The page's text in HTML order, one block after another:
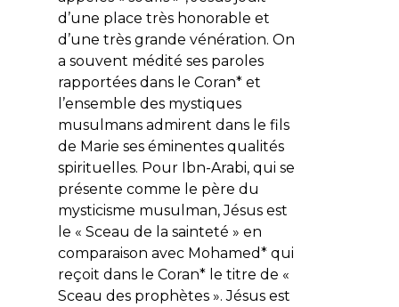
d’une place très honorable et
d’une très grande vénération. On
a souvent médité ses paroles
rapportées dans le Coran* et
l’ensemble des mystiques
musulmans admirent dans le fils
de Marie ses éminentes qualités
spirituelles. Pour Ibn-Arabi, qui se
présente comme le père du
mysticisme musulman, Jésus est
le « Sceau de la sainteté » en
comparaison avec Mohamed* qui
reçoit dans le Coran* le titre de «
Sceau des prophètes ». Jésus est